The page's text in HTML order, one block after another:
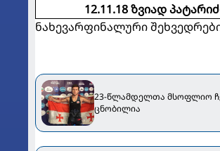
12.11.18 ზვიად
ნახევარფინალური
23-წლამდელთა მსოფლიო
ცნობილია